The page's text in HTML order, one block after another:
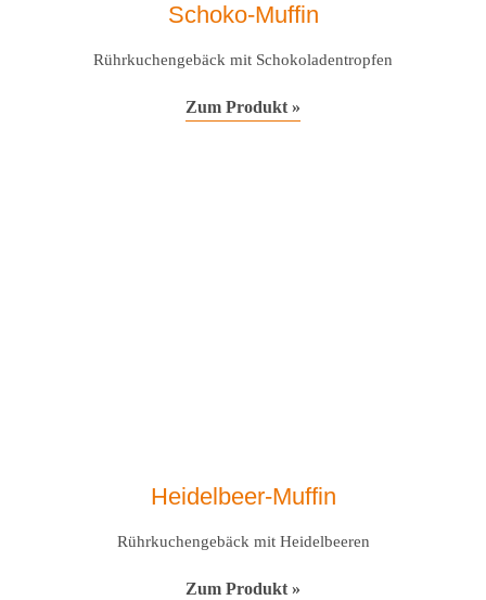
Schoko-Muffin
Rührkuchengebäck mit Schokoladentropfen
Zum Produkt »
Heidelbeer-Muffin
Rührkuchengebäck mit Heidelbeeren
Zum Produkt »